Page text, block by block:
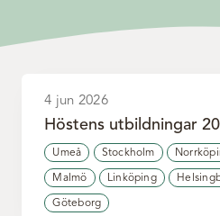
4 jun 2026
Höstens utbildningar
Umeå Stockholm
Malmö Linköping
Göteborg